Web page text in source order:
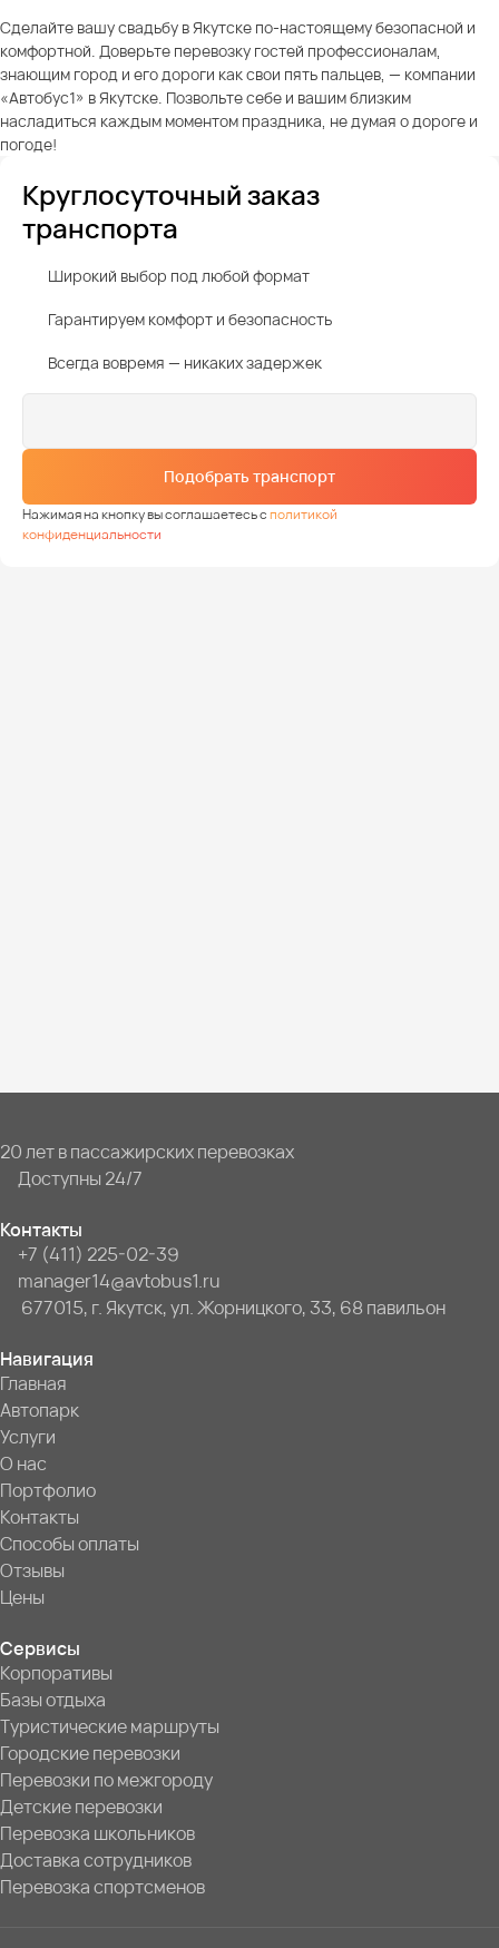
Сделайте вашу свадьбу в Якутске по-настоящему безопасной и
комфортной. Доверьте перевозку гостей профессионалам,
знающим город и его дороги как свои пять пальцев, — компании
«Автобус1» в Якутске. Позвольте себе и вашим близким
насладиться каждым моментом праздника, не думая о дороге и
погоде!
Круглосуточный заказ
транспорта
Широкий выбор под любой формат
Гарантируем комфорт и безопасность
Всегда вовремя — никаких задержек
Подобрать транспорт
Нажимая на кнопку вы соглашаетесь сполитикой
конфиденциальности
20 лет в пассажирских перевозках
Доступны 24/7
Контакты
+7 (411) 225-02-39
manager14@avtobus1.ru
677015, г. Якутск, ул. Жорницкого, 33, 68 павильон
Навигация
Главная
Автопарк
Услуги
О нас
Портфолио
Контакты
Способы оплаты
Отзывы
Цены
Сервисы
Корпоративы
Базы отдыха
Туристические маршруты
Городские перевозки
Перевозки по межгороду
Детские перевозки
Перевозка школьников
Доставка сотрудников
Перевозка спортсменов